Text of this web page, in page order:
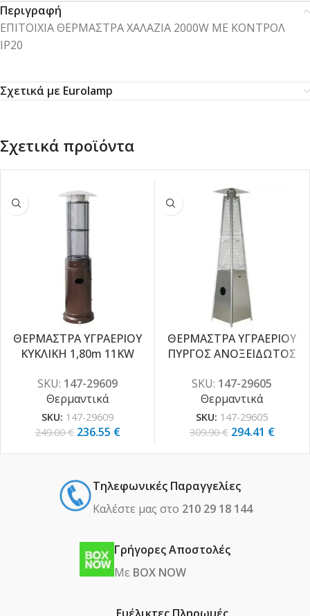
Περιγραφή
ΕΠΙΤΟΙΧΙΑ ΘΕΡΜΑΣΤΡΑ ΧΑΛΑΖΙΑ 2000W ME ΚΟΝΤΡΟΛ
IP20
Σχετικά με Eurolamp
Σχετικά προϊόντα
-5%
ΘΕΡΜΑΣΤΡΑ ΥΓΡΑΕΡΙΟΥ
ΚΥΚΛΙΚΗ 1,80m 11KW
SKU: 147-29609
Θερμαντικά
SKU: 147-29609
249.00€ 236.55 €
-5%
ΘΕΡΜΑΣΤΡΑ ΥΓΡΑΕΡΙΟΥ
ΠΥΡΓΟΣ ΑΝΟΞΕΙΔΩΤΟΣ
SKU: 147-29605
Θερμαντικά
SKU: 147-29605
309.90€ 294.41 €
Τηλεφωνικές Παραγγελίες
Καλέστε μας στο 210 29 18 144
Γρήγορες Αποστολές
Με BOX NOW